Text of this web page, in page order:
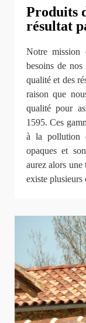
Produits
résultat
Notre mission
besoins de nos
qualité et des
raison que
qualité pour
1595. Ces
à la pollution
opaques et
aurez alors
existe